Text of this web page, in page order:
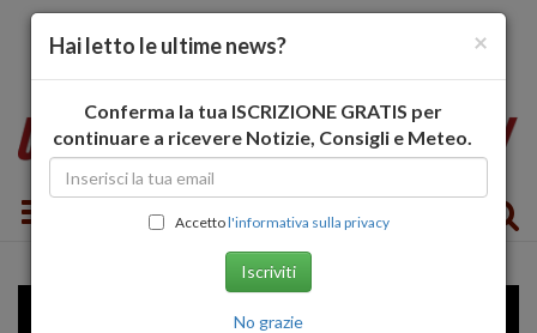
Toggle navigation
×
Hai letto le ultime news?
Conferma la tua ISCRIZIONE GRATIS per
continuare a ricevere Notizie, Consigli e Meteo.
Accettol'informativa sulla privacy
Iscriviti
No grazie